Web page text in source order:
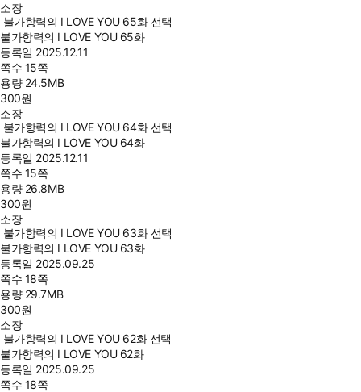
소장
불가항력의 I LOVE YOU 65화 선택
불가항력의 I LOVE YOU 65화
등록일 2025.12.11
쪽수 15쪽
용량 24.5MB
300원
소장
불가항력의 I LOVE YOU 64화 선택
불가항력의 I LOVE YOU 64화
등록일 2025.12.11
쪽수 15쪽
용량 26.8MB
300원
소장
불가항력의 I LOVE YOU 63화 선택
불가항력의 I LOVE YOU 63화
등록일 2025.09.25
쪽수 18쪽
용량 29.7MB
300원
소장
불가항력의 I LOVE YOU 62화 선택
불가항력의 I LOVE YOU 62화
등록일 2025.09.25
쪽수 18쪽